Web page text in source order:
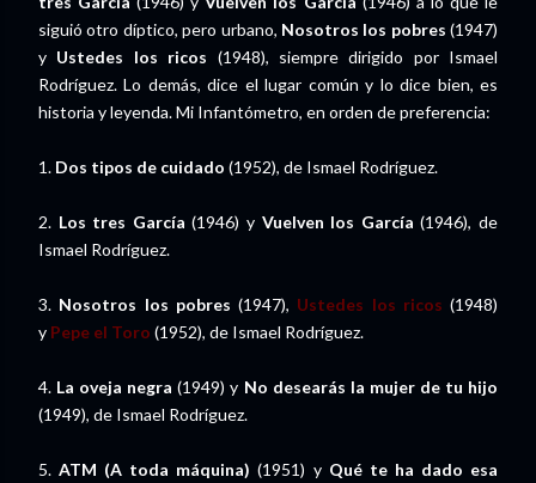
siguió otro díptico, pero urbano, Nosotros los pobres (1947)
y Ustedes los ricos (1948), siempre dirigido por Ismael
Rodríguez. Lo demás, dice el lugar común y lo dice bien, es
historia y leyenda. Mi Infantómetro, en orden de preferencia:
1. Dos tipos de cuidado (1952), de Ismael Rodríguez.
2. Los tres García (1946) y Vuelven los García (1946), de
Ismael Rodríguez.
3. Nosotros los pobres (1947), Ustedes los ricos (1948)
y Pepe el Toro (1952), de Ismael Rodríguez.
4. La oveja negra (1949) y No desearás la mujer de tu hijo
(1949), de Ismael Rodríguez.
5.ATM (A toda máquina) (1951) y Qué te ha dado esa